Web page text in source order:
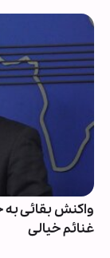
واکنش بقائی
غنائم خیالی